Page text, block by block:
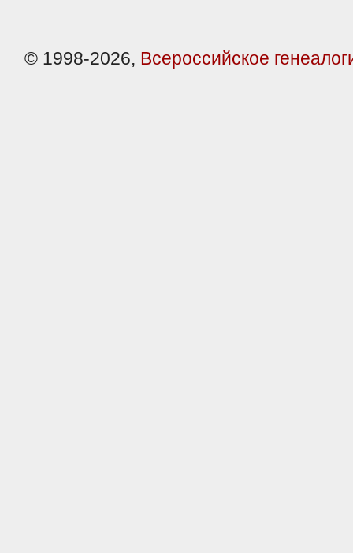
© 1998-2026, Всероссийское